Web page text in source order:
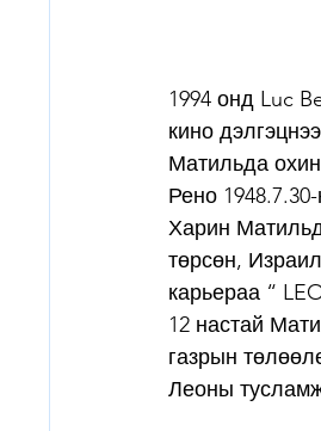
1994 онд Luc
кино
Матильда
Рено
Харин
төрсөн,
карьераа “
12 настай
газрын
Леоны